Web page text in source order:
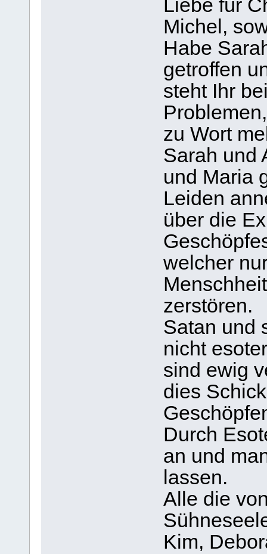
Liebe für
Michel,
Habe
getroffen
steht Ihr
zu Wort
Sarah und
und Maria
Leiden
über die
welcher
zerstören.
Satan und
nicht
sind ewig
dies
Durch
an und
lassen.
Alle die
Kim,